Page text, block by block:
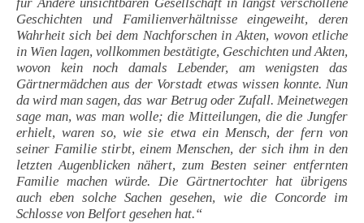
Geschichten und Familienverhältnisse eingeweiht, deren
Wahrheit sich bei dem Nachforschen in Akten, wovon etliche
in Wien lagen, vollkommen bestätigte, Geschichten und Akten,
wovon kein noch damals Lebender, am wenigsten das
Gärtnermädchen aus der Vorstadt etwas wissen konnte. Nun
da wird man sagen, das war Betrug oder Zufall. Meinetwegen
sage man, was man wolle; die Mitteilungen, die die Jungfer
erhielt, waren so, wie sie etwa ein Mensch, der fern von
seiner Familie stirbt, einem Menschen, der sich ihm in den
letzten Augenblicken nähert, zum Besten seiner entfernten
Familie machen würde. Die Gärtnertochter hat übrigens
auch eben solche Sachen gesehen, wie die Concorde im
Schlosse von Belfort gesehen hat.“